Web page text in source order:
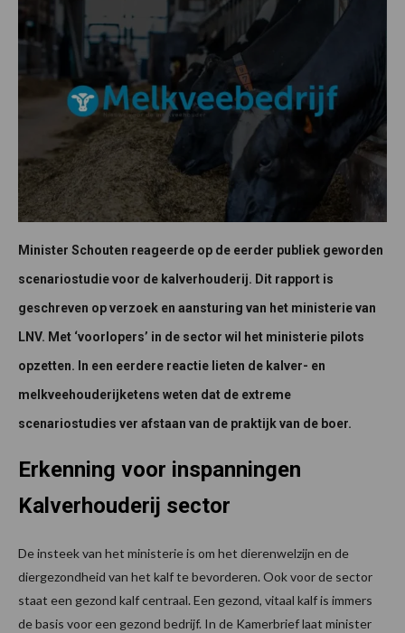
Minister Schouten reageerde op de eerder publiek geworden
scenariostudie voor de kalverhouderij. Dit rapport is
geschreven op verzoek en aansturing van het ministerie van
LNV. Met ‘voorlopers’ in de sector wil het ministerie pilots
opzetten. In een eerdere reactie lieten de kalver- en
melkveehouderijketens weten dat de extreme
scenariostudies ver afstaan van de praktijk van de boer.
Erkenning voor inspanningen
Kalverhouderij sector
De insteek van het ministerie is om het dierenwelzijn en de
diergezondheid van het kalf te bevorderen. Ook voor de sector
staat een gezond kalf centraal. Een gezond, vitaal kalf is immers
de basis voor een gezond bedrijf. In de Kamerbrief laat minister